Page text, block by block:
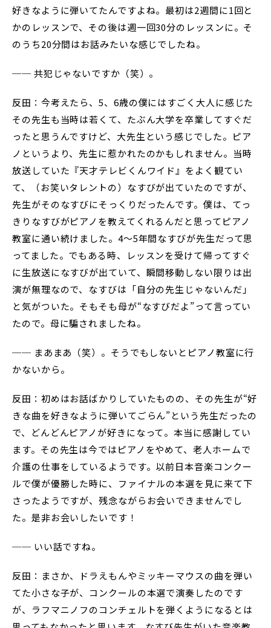
好きなように弾いてたんですよね。最初は2週間に1回と
かのレッスンで、その後は週一回30分のレッスンに。そ
のうち20分間はお話みたいな感じでしたね。
── 共犯じゃないですか（笑）。
反田：今考えたら、5、6歳の僕にはすごく大人に感じた
その先生も当時は若くて、たぶん大学を卒業してすぐだ
ったと思うんですけど、大先生という感じでした。ピア
ノというより、先生に惹かれたのかもしれません。当時
放送していた『天才テレビくんワイド』をよく観てい
て、（お笑いタレントの）なすびが出ていたのですが、
先生がそのなすびにそっくりだったんです。僕は、てっ
きりなすびがピアノを教えてくれるんだと思ってピアノ
教室に通い続けました。4〜5年間なすびが先生だって思
ってました。でもある時、レッスンを受けて帰ってすぐ
に生放送になすびが出ていて、瞬間移動しない限りは出
演が無理なので、なすびは「自分の先生じゃないんだ」
と気がついた。そもそも母が“なすびだよ”って言ってい
たので。母に騙されましたね。
── まあまあ（笑）。そうでもしないとピアノ教室に行
かないから。
反田：初めはお話ばかりしていたものの、その先生が“好
きな曲を好きなように弾いてごらん”という先生だったの
で、どんどんピアノが好きになって。本当に感謝してい
ます。その先生は今ではピアノをやめて、老人ホームで
介護の仕事をしているようです。以前日本音楽コンクー
ルで僕が優勝した時に、ファイナルの本選を見に来て下
さったようですが、残念ながらお会いできませんでし
た。是非お会いしたいです！
── いい話ですね。
反田：まさか、ドラえもんやミッキーマウスの曲を弾い
てた小さな子が、コンクールの本選で演奏したのです
が、ラフマニノフのコンチェルトを弾くようになるとは